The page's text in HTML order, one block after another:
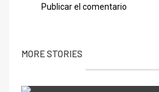
MORE STORIES